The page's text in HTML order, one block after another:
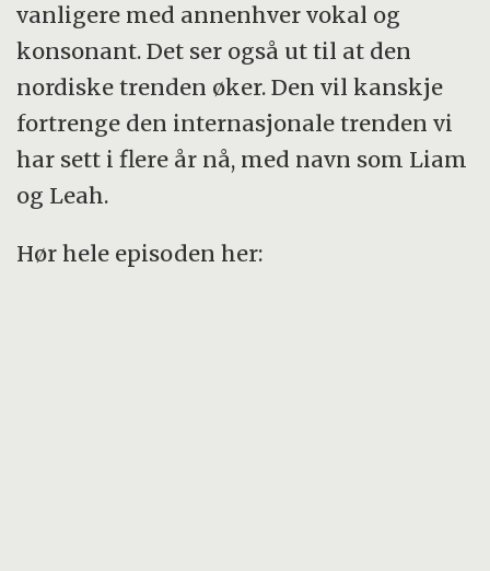
vanligere med annenhver vokal og
konsonant. Det ser også ut til at den
nordiske trenden øker. Den vil kanskje
fortrenge den internasjonale trenden vi
har sett i flere år nå, med navn som Liam
og Leah.
Hør hele episoden her: